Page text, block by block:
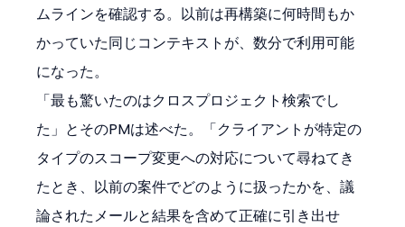
ムラインを確認する。以前は再構築に何時間もか
かっていた同じコンテキストが、数分で利用可能
になった。
「最も驚いたのはクロスプロジェクト検索でし
た」とそのPMは述べた。「クライアントが特定の
タイプのスコープ変更への対応について尋ねてき
たとき、以前の案件でどのように扱ったかを、議
論されたメールと結果を含めて正確に引き出せ